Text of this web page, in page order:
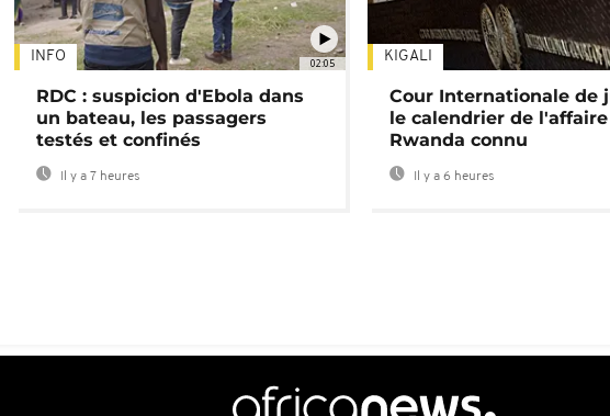
02:05
INFO
RDC : suspicion d'Ebola dans
un bateau, les passagers
testés et confinés
Il y a 7 heures
KIGALI
Cour Internationale de
le calendrier de l'affaire
Rwanda connu
Il y a 6 heures